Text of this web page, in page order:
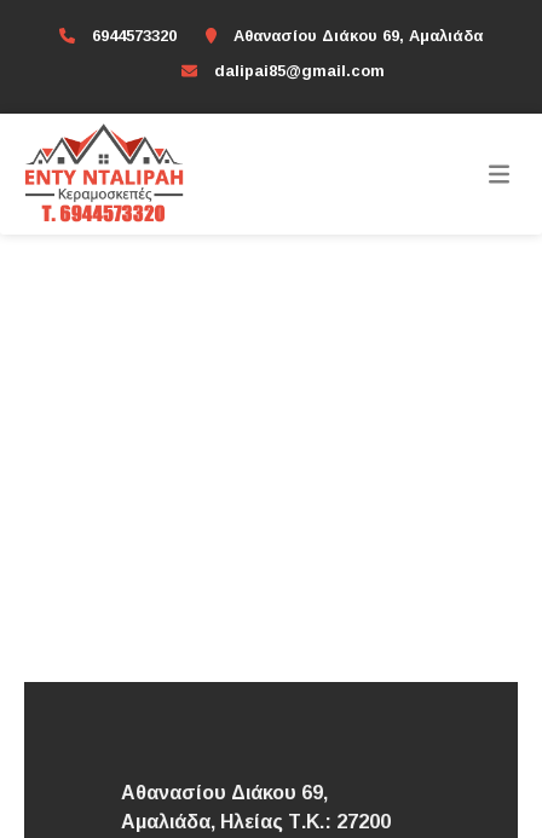
6944573320
Αθανασίου Διάκου 69, Αμαλιάδα
dalipai85@gmail.com
Αθανασίου Διάκου 69,
Αμαλιάδα, Ηλείας Τ.Κ.: 27200